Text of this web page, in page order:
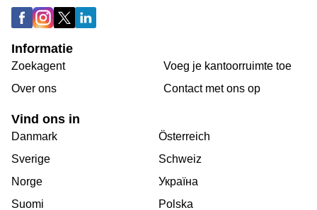
Informatie
Zoekagent
Over ons
Voeg je kantoorruimte toe
Сontact met ons op
Vind ons in
Danmark
Sverige
Norge
Suomi
Österreich
Schweiz
Україна
Polska